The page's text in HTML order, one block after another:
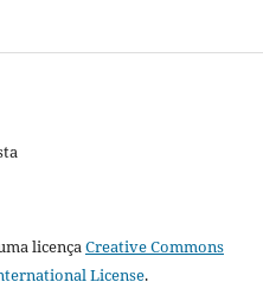
licença Creative Commons
License.